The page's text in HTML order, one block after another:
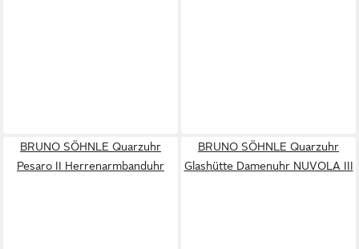
BRUNO SÖHNLE Quarzuhr
Pesaro II Herrenarmbanduhr
BRUNO SÖHNLE Quarzuhr
Glashütte Damenuhr NUVOLA III